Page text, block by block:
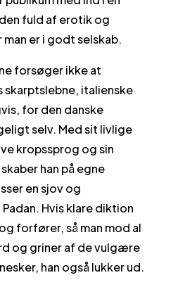
fuld af erotik og
er i godt selskab.
forsøger ikke at
skarptslebne, italienske
for den danske
selv. Med sit livlige
kropssprog og sin
han på egne
en sjov og
Hvis klare diktion
forfører, så man mod al
og griner af de vulgære
han også lukker ud.